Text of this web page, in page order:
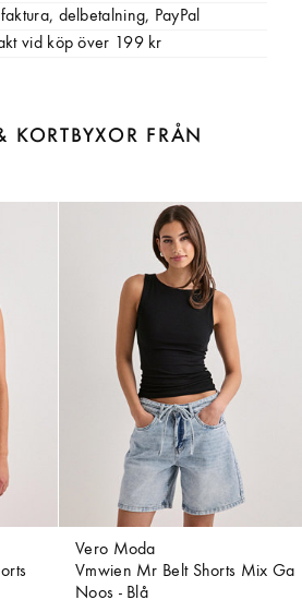
delbetalning, PayPal
vid köp över 199 kr
KORTBYXOR FRÅN
Vero Moda
Vmwien Mr Belt Shorts Mix Ga
Noos - Blå